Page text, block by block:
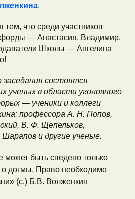
.
что среди участников
— Анастасия, Владимир,
Школы — Ангелина
заседания состоятся
ученых в области уголовного
— ученики и коллеги
профессора А. Н. Попов,
В. Ф. Щепельков,
и другие ученые.
может быть сведено только
догмы. Право необходимо
(с.) Б.В. Волженкин